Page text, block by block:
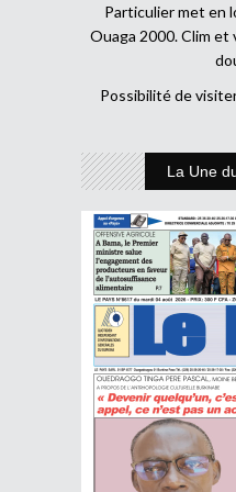
Particulier met en
Ouaga 2000. Clim
Possibilité de
La Une